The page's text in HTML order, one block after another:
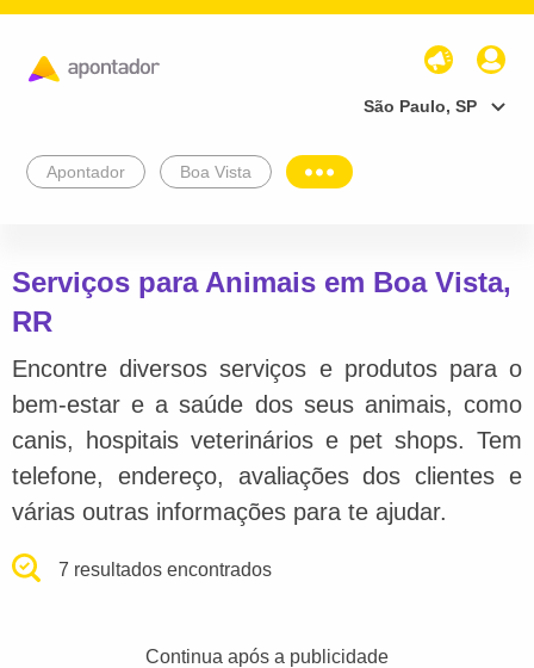
São Paulo, SP
Apontador Boa Vista
Serviços para Animais em Boa Vista,
RR
Encontre diversos serviços e produtos para o
bem-estar e a saúde dos seus animais, como
canis, hospitais veterinários e pet shops. Tem
telefone, endereço, avaliações dos clientes e
várias outras informações para te ajudar.
7 resultados encontrados
Continua após a publicidade